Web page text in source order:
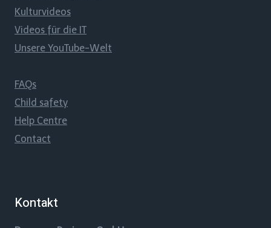
Kulturvideos
Videos für die IT
Unsere YouTube-Welt
FAQs
Child safety
Help Centre
Contact
Kontakt